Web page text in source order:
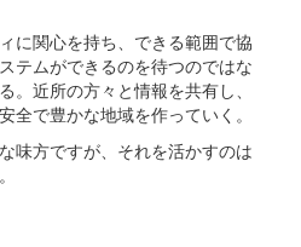
に関⼼を持ち、できる範囲で協
テムができるのを待つのではな
。近所の⽅々と情報を共有し、
全で豊かな地域を作っていく。
味⽅ですが、それを活かすのは